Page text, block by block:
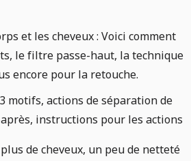
et les cheveux : Voici comment
le filtre passe-haut, la technique
encore pour la retouche.
motifs, actions de séparation de
instructions pour les actions
de cheveux, un peu de netteté